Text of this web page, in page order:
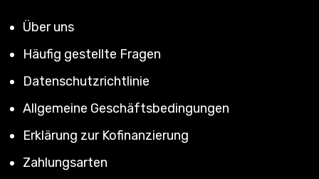
Über uns
Häufig gestellte Fragen
Datenschutzrichtlinie
Allgemeine Geschäftsbedingungen
Erklärung zur Kofinanzierung
Zahlungsarten